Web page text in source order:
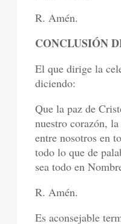
R. Amén.
CONCLUSIÓN
El que dirige la
diciendo:
Que la paz de
nuestro corazón,
entre nosotros en
todo lo que de
sea todo en
R. Amén.
Es aconsejable